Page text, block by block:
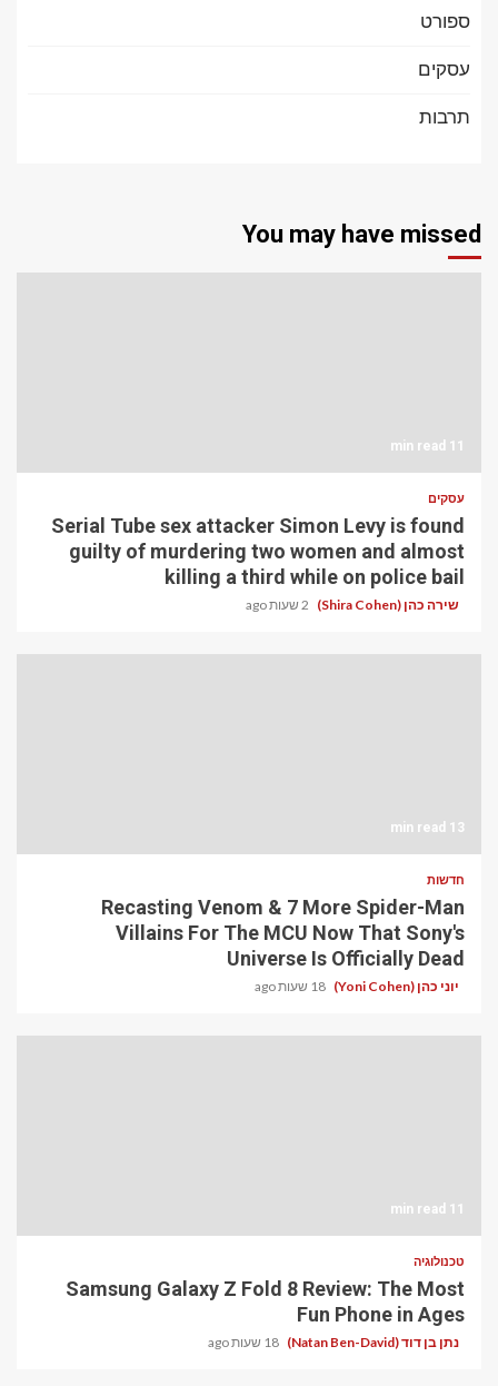
ספורט
עסקים
תרבות
You may have missed
11 min read
עסקים
Serial Tube sex attacker Simon Levy is found
guilty of murdering two women and almost
killing a third while on police bail
שירה כהן (Shira Cohen) 2 שעות ago
13 min read
חדשות
Recasting Venom & 7 More Spider-Man
Villains For The MCU Now That Sony's
Universe Is Officially Dead
יוני כהן (Yoni Cohen) 18 שעות ago
11 min read
טכנולוגיה
Samsung Galaxy Z Fold 8 Review: The Most
Fun Phone in Ages
נתן בן דוד (Natan Ben-David) 18 שעות ago